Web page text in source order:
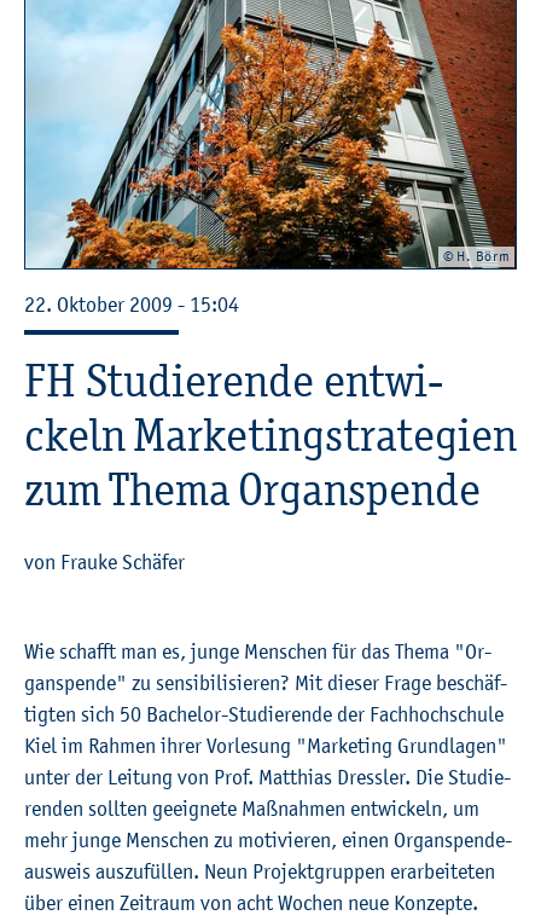
© H. Börm
22. Ok­to­ber 2009 - 15:04
FH Stu­die­ren­de ent­wi­
ckeln Mar­ke­ting­stra­te­gi­en
zum Thema Or­gan­spen­de
von Frau­ke Schä­fer
Wie schafft man es, junge Men­schen für das Thema "Or­
gan­spen­de" zu sen­si­bi­li­sie­ren? Mit die­ser Frage be­schäf­
tig­ten sich 50 Ba­che­lor-Stu­die­ren­de der Fach­hoch­schu­le
Kiel im Rah­men ihrer Vor­le­sung "Mar­ke­ting Grund­la­gen"
unter der Lei­tung von Prof. Mat­thi­as Dress­ler. Die Stu­die­
ren­den soll­ten ge­eig­ne­te Maß­nah­men ent­wi­ckeln, um
mehr junge Men­schen zu mo­ti­vie­ren, einen Or­gan­spen­de­
aus­weis aus­zu­fül­len. Neun Pro­jekt­grup­pen er­ar­bei­te­ten
über einen Zeit­raum von acht Wo­chen neue Kon­zep­te.
©Fach­hoch­schu­le Kiel